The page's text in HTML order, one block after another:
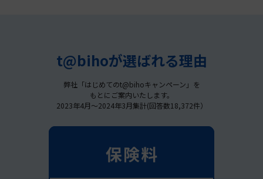
t@bihoが選ばれる理由
弊社「はじめてのt@bihoキャンペーン」を
もとにご案内いたします。
2023年4月～2024年3月集計(回答数18,372件）